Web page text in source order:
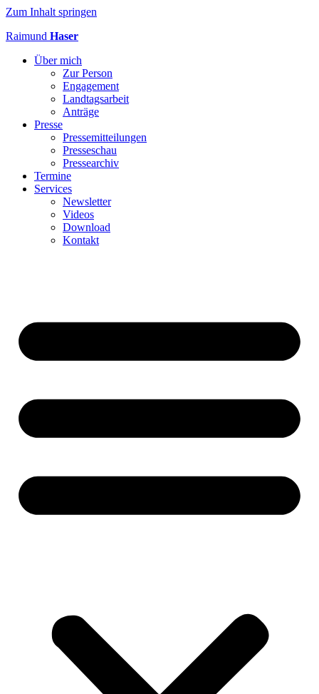
Zum Inhalt springen
Raimund Haser
Über mich
Zur Person
Engagement
Landtagsarbeit
Anträge
Presse
Pressemitteilungen
Presseschau
Pressearchiv
Termine
Services
Newsletter
Videos
Download
Kontakt